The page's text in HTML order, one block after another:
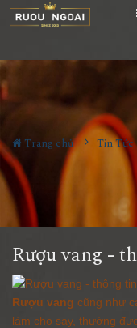
Trang chủ Tin Tức
Rượu vang -
Rượu vang cũng như
làm cho say, thường